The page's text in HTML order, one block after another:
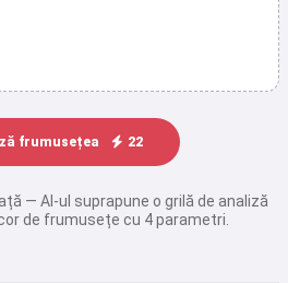
frumusețea 22
— AI-ul suprapune o grilă de analiză
de frumusețe cu 4 parametri.